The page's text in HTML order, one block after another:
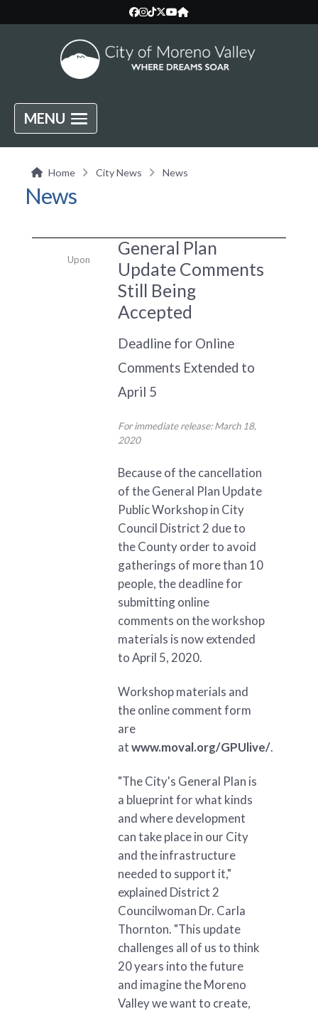
MENU
Home City News News
News
General Plan
Update Comments
Still Being
Accepted
Deadline for Online
Comments Extended to
April 5
For immediate release: March 18,
2020
Because of the cancellation
of the General Plan Update
Public Workshop in City
Council District 2 due to
the County order to avoid
gatherings of more than 10
people, the deadline for
submitting online
comments on the workshop
materials is now extended
to April 5, 2020.
Workshop materials and
the online comment form
are
atwww.moval.org/GPUlive/.
"The City's General Plan is
a blueprint for what kinds
and where development
can take place in our City
and the infrastructure
needed to support it,"
explained District 2
Councilwoman Dr. Carla
Thornton. "This update
challenges all of us to think
20 years into the future
and imagine the Moreno
Valley we want to create,
Upon